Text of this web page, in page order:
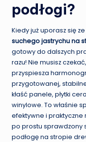
podłogi?
Kiedy już uporasz się
suchego jastrychu na
gotowy do dalszych
razu! Nie musisz
przyspiesza
przygotowanej,
kłaść panele, płytki
winylowe. To właśnie
efektywne i praktyczne
po prostu sprawdzony
podłogę na stropie